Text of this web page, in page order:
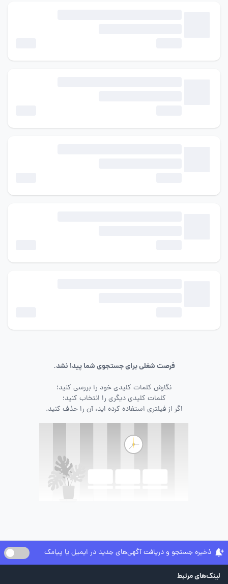
فرصت شغلی برای جستجوی شما پیدا نشد.
نگارش کلمات کلیدی خود را بررسی کنید؛
کلمات کلیدی دیگری را انتخاب کنید؛
اگر از فیلتری استفاده کرده اید، آن را حذف کنید.
ذخیره جستجو و دریافت آگهی‌های جدید در ایمیل یا پیامک
لینک‌های مرتبط